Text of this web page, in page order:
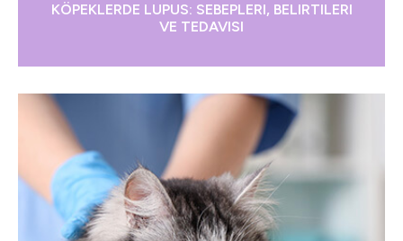
KÖPEKLERDE LUPUS: SEBEPLERI, BELIRTILERI
VE TEDAVISI